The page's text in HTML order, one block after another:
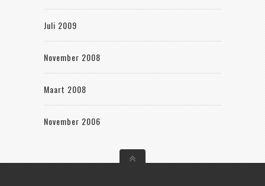
Juli 2009
November 2008
Maart 2008
November 2006